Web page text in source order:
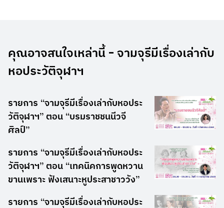
คุณอาจสนใจเหล่านี้ - จามจุรีมีเรื่องเล่ากับ
หอประวัติจุฬาฯ
รายการ “จามจุรีมีเรื่องเล่ากับหอประ
วัติจุฬาฯ” ตอน “บรมราชชนนีวจี
ศิลป์”
รายการ “จามจุรีมีเรื่องเล่ากับหอประ
วัติจุฬาฯ” ตอน “เทคนิคการพูดหวาน
ขานเพราะ ฟังเสนาะหูประสาชาววัง”
รายการ “จามจุรีมีเรื่องเล่ากับหอประ